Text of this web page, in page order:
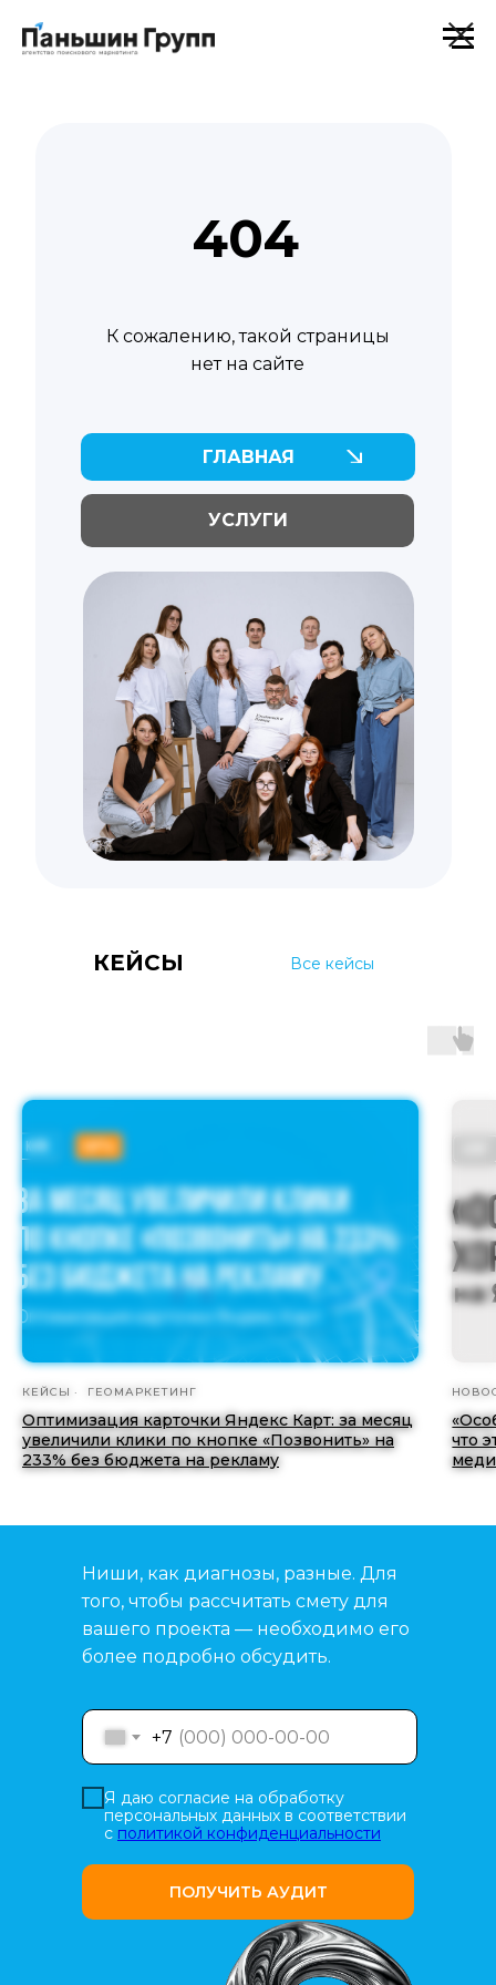
404
К сожалению, такой страницы
нет на сайте
УСЛУГИ
ГЛАВНАЯ
КЕЙСЫ Все кейсы
КЕЙСЫ ГЕОМАРКЕТИНГ
Оптимизация карточки Яндекс Карт: за месяц
увеличили клики по кнопке «Позвонить» на
233% без бюджета на рекламу
что
Ниши, как диагнозы, разные. Для
того, чтобы рассчитать смету для
вашего проекта — необходимо его
более подробно обсудить.
+7
Я даю согласие на обработку
персональных данных в соответствии
с политикой конфиденциальности
ПОЛУЧИТЬ АУДИТ